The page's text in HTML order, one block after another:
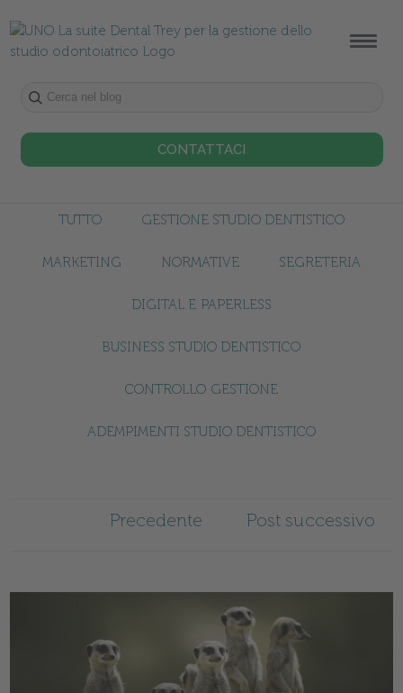
CONTATTACI
TUTTO GESTIONE STUDIO DENTISTICO
MARKETING NORMATIVE SEGRETERIA
DIGITAL E PAPERLESS
BUSINESS STUDIO DENTISTICO
CONTROLLO GESTIONE
ADEMPIMENTI STUDIO DENTISTICO
Precedente Post successivo